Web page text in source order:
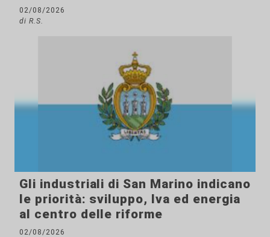
02/08/2026
di R.S.
Gli industriali di San Marino indicano
le priorità: sviluppo, Iva ed energia
al centro delle riforme
02/08/2026